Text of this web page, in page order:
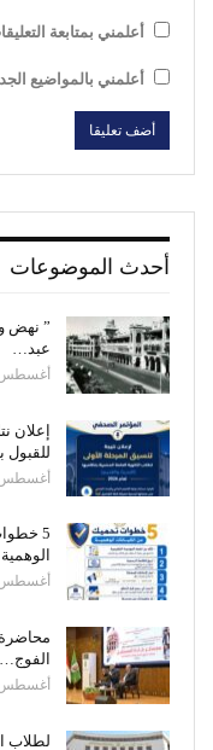
أعلمني بمتابعة
أعلمني بالمواضيع
أحدث الموضوعات
” نهض
عبد…
أغسطس 9,
إعلان
للقبول
أغسطس 9,
5
الوهمية
أغسطس 9,
الفوج…
أغسطس 9,
لطلاب